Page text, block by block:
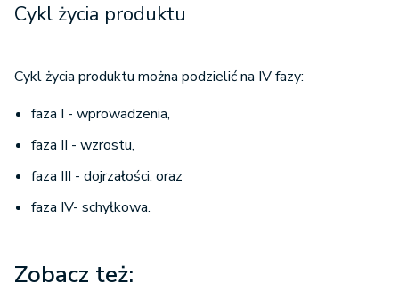
Cykl życia produktu
Cykl życia produktu można podzielić na IV fazy:
faza I - wprowadzenia,
faza II - wzrostu,
faza III - dojrzałości, oraz
faza IV- schyłkowa.
Zobacz też: